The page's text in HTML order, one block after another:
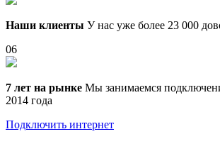
Наши клиенты У нас уже более 23 000
06
7 лет на рынке Мы занимаемся
2014 года
Подключить интернет